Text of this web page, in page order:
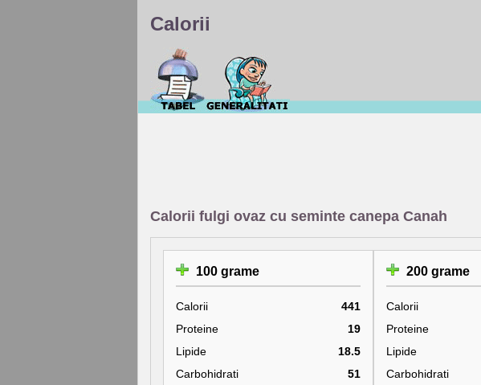
Calorii
Calorii fulgi ovaz cu seminte canepa Canah
100 grame
Calorii
441
Proteine
19
Lipide
18.5
Carbohidrati
51
200 grame
Calorii
Proteine
Lipide
Carbohidrati